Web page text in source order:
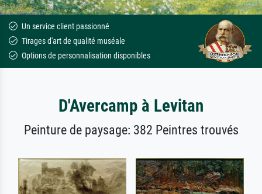
Un service client passionné
Tirages d'art de qualité muséale
Options de personnalisation disponibles
D'Avercamp à Levitan
Peinture de paysage: 382 Peintres trouvés